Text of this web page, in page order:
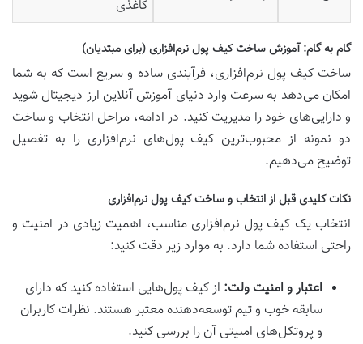
کاغذی
گام به گام: آموزش ساخت کیف پول نرم‌افزاری (برای مبتدیان)
ساخت کیف پول نرم‌افزاری، فرآیندی ساده و سریع است که به شما
امکان می‌دهد به سرعت وارد دنیای آموزش آنلاین ارز دیجیتال شوید
و دارایی‌های خود را مدیریت کنید. در ادامه، مراحل انتخاب و ساخت
دو نمونه از محبوب‌ترین کیف پول‌های نرم‌افزاری را به تفصیل
توضیح می‌دهیم.
نکات کلیدی قبل از انتخاب و ساخت کیف پول نرم‌افزاری
انتخاب یک کیف پول نرم‌افزاری مناسب، اهمیت زیادی در امنیت و
راحتی استفاده شما دارد. به موارد زیر دقت کنید:
اعتبار و امنیت ولت: از کیف پول‌هایی استفاده کنید که دارای
سابقه خوب و تیم توسعه‌دهنده معتبر هستند. نظرات کاربران
و پروتکل‌های امنیتی آن را بررسی کنید.